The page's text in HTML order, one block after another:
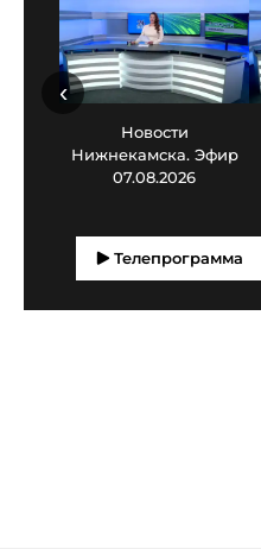
Новости
Нижнекамска. Эфир
07.08.2026
‹
Телепрограмма